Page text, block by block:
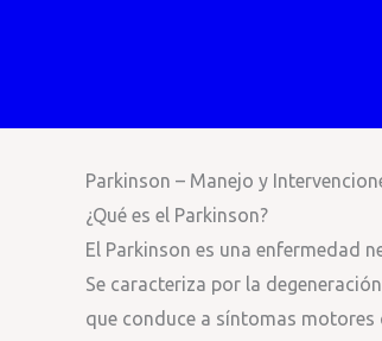
Parkinson – Manejo y
¿Qué es el Parkinson?
El Parkinson es una enfermedad
Se caracteriza por la
que conduce a síntomas